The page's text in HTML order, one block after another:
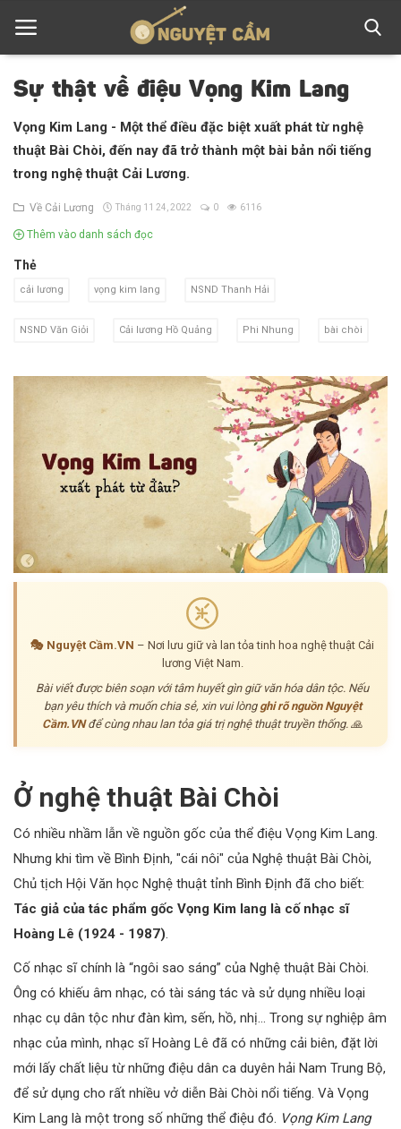
Trang chủ
Về Cải Lương
Cung Đàn Xưa
Tuồng xưa - Chuyện mới
Liên hệ
Sự thật về điệu Vọng Kim Lang
Vọng Kim Lang - Một thể điều đặc biệt xuất phát từ nghệ
thuật Bài Chòi, đến nay đã trở thành một bài bản nổi tiếng
trong nghệ thuật Cải Lương.
Về Cải Lương Tháng 11 24, 2022 0 6116
Thêm vào danh sách đọc
Thẻ
cải lương vọng kim lang NSND Thanh Hải
NSND Văn Giỏi Cải lương Hồ Quảng Phi Nhung bài chòi
🎭 Nguyệt Cầm.VN – Nơi lưu giữ và lan tỏa tinh hoa nghệ thuật Cải
lương Việt Nam.
Bài viết được biên soạn với tâm huyết gìn giữ văn hóa dân tộc. Nếu
bạn yêu thích và muốn chia sẻ, xin vui lòng ghi rõ nguồn Nguyệt
Cầm.VNđể cùng nhau lan tỏa giá trị nghệ thuật truyền thống. 🙏
Ở nghệ thuật Bài Chòi
Có nhiều nhầm lẫn về nguồn gốc của thể điệu Vọng Kim Lang.
Nhưng khi tìm về Bình Định, "cái nôi" của Nghệ thuật Bài Chòi,
Chủ tịch Hội Văn học Nghệ thuật tỉnh Bình Định đã cho biết:
Tác giả của tác phẩm gốc Vọng Kim lang là cố nhạc sĩ
Hoàng Lê (1924 - 1987)
Cố nhạc sĩ chính là “ngôi sao sáng” của Nghệ thuật Bài Chòi.
Ông có khiếu âm nhạc, có tài sáng tác và sử dụng nhiều loại
nhạc cụ dân tộc như đàn kìm, sến, hồ, nhị… Trong sự nghiệp âm
nhạc của mình, nhạc sĩ Hoàng Lê đã có những cải biên, đặt lời
mới lấy chất liệu từ những điệu dân ca duyên hải Nam Trung Bộ,
để sử dụng cho rất nhiều vở diễn Bài Chòi nổi tiếng. Và Vọng
Kim Lang là một trong số những thể điệu đó.
Vọng Kim Lang